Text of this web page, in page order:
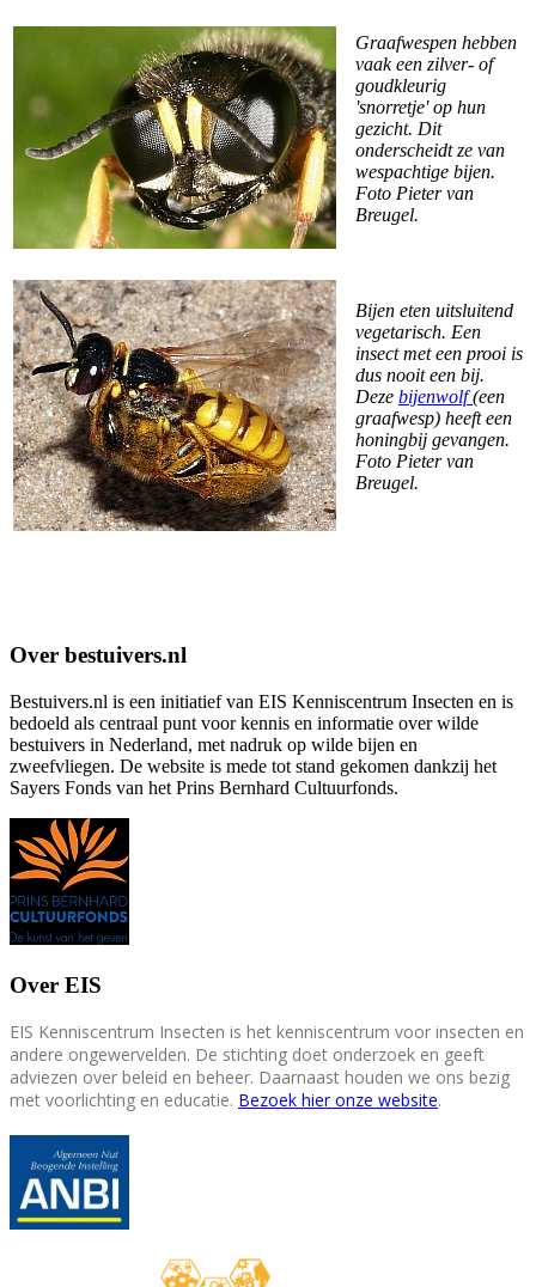
Graafwespen hebben
vaak een zilver- of
goudkleurig
'snorretje' op hun
gezicht. Dit
onderscheidt ze van
wespachtige bijen.
Foto Pieter van
Breugel.
Bijen eten uitsluitend
vegetarisch. Een
insect met een prooi is
dus nooit een bij.
Deze bijenwolf(een
graafwesp) heeft een
honingbij gevangen.
Foto Pieter van
Breugel.
Over bestuivers.nl
Bestuivers.nl is een initiatief van EIS Kenniscentrum Insecten en is
bedoeld als centraal punt voor kennis en informatie over wilde
bestuivers in Nederland, met nadruk op wilde bijen en
zweefvliegen. De website is mede tot stand gekomen dankzij het
Sayers Fonds van het Prins Bernhard Cultuurfonds.
Over EIS
EIS Kenniscentrum Insecten is het kenniscentrum voor insecten en
andere ongewervelden. De stichting doet onderzoek en geeft
adviezen over beleid en beheer. Daarnaast houden we ons bezig
met voorlichting en educatie. Bezoek hier onze website.